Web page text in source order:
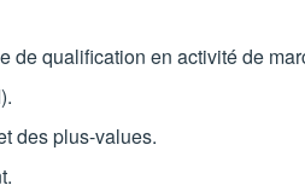
de qualification en activité de
des plus-values.